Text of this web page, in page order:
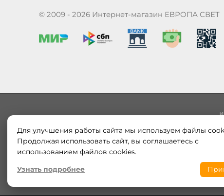
© 2009 - 2026 Интернет-магазин ЕВРОПА СВЕТ
Наш магазин «ЕВРОПА СВЕТ» поставляет и продает
Европы и России. Только оригинальная продукция.
модерн от интернет-магазина europa-svet.ru
Для улучшения работы сайта мы используем файлы
Продолжая использовать сайт, вы соглашаетесь с
использованием файлов cookies.
Узнать подробнее